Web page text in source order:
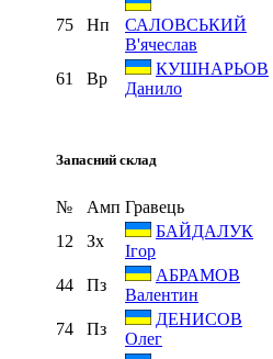
75 Нп
САЛОВСЬКИЙ
В'ячеслав
61 Вр
КУШНАРЬОВ
Данило
Запасний склад
№ Амп Гравець
12
Зх
БАЙДАЛУК
Ігор
44
Пз
АБРАМОВ
Валентин
74
Пз
ДЕНИСОВ
Олег